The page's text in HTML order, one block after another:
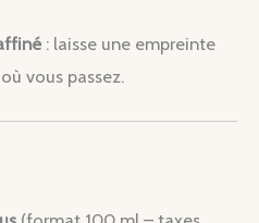
: laisse une empreinte
vous passez.